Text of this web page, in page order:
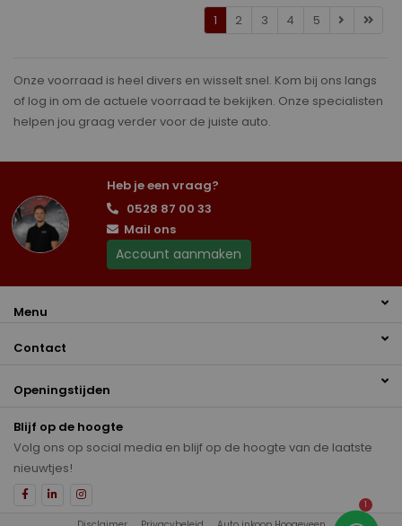
1 2 3 4 5
Onze voorraad is heel divers en wisselt snel. Kom bij ons langs
of log in om de actuele voorraad te bekijken. Onze specialisten
helpen jou graag verder voor de juiste auto.
Heb je een vraag?
0528 87 00 33
Mail ons
Account aanmaken
Menu
Contact
Openingstijden
Blijf op de hoogte
Volg ons op social media en blijf op de hoogte van de laatste
nieuwtjes!
1